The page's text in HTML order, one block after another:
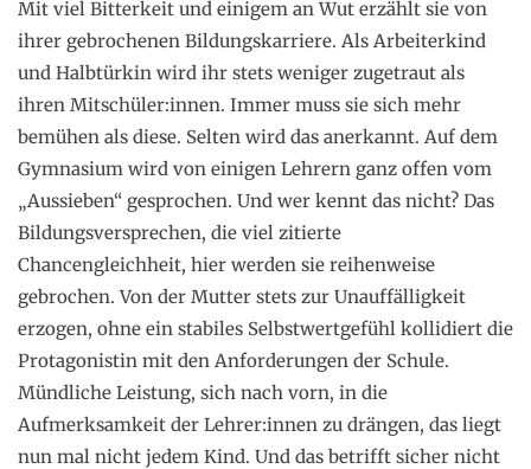
Mit viel Bitterkeit und einigem an Wut erzählt sie von
ihrer gebrochenen Bildungskarriere. Als Arbeiterkind
und Halbtürkin wird ihr stets weniger zugetraut als
ihren Mitschüler:innen. Immer muss sie sich mehr
bemühen als diese. Selten wird das anerkannt. Auf dem
Gymnasium wird von einigen Lehrern ganz offen vom
„Aussieben“ gesprochen. Und wer kennt das nicht? Das
Bildungsversprechen, die viel zitierte
Chancengleichheit, hier werden sie reihenweise
gebrochen. Von der Mutter stets zur Unauffälligkeit
erzogen, ohne ein stabiles Selbstwertgefühl kollidiert die
Protagonistin mit den Anforderungen der Schule.
Mündliche Leistung, sich nach vorn, in die
Aufmerksamkeit der Lehrer:innen zu drängen, das liegt
nun mal nicht jedem Kind. Und das betrifft sicher nicht